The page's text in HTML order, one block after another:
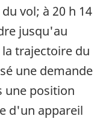
vol; à 20 h 14
jusqu'au
trajectoire du
une demande
une position
d'un appareil